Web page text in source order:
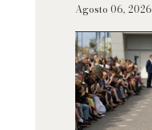
Agosto 06, 2026